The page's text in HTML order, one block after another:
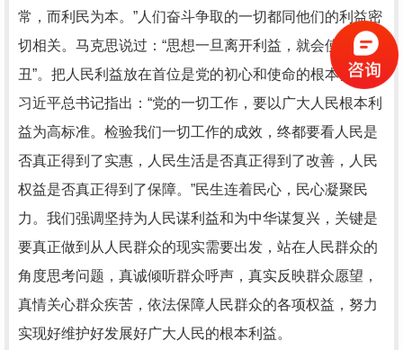
常，而利民为本。”人们奋斗争取的一切都同他们的利益密
切相关。马克思说过：“思想一旦离开利益，就会使自己出
丑”。把人民利益放在首位是党的初心和使命的根本要求。
习近平总书记指出：“党的一切工作，要以广大人民根本利
益为高标准。检验我们一切工作的成效，终都要看人民是
否真正得到了实惠，人民生活是否真正得到了改善，人民
权益是否真正得到了保障。”民生连着民心，民心凝聚民
力。我们强调坚持为人民谋利益和为中华谋复兴，关键是
要真正做到从人民群众的现实需要出发，站在人民群众的
角度思考问题，真诚倾听群众呼声，真实反映群众愿望，
真情关心群众疾苦，依法保障人民群众的各项权益，努力
实现好维护好发展好广大人民的根本利益。